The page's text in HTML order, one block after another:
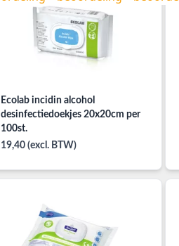
Ecolab incidin alcohol
desinfectiedoekjes 20x20cm per
100st.
19,40 (excl. BTW)